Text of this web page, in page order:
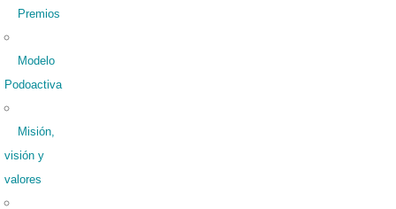
Premios
Modelo
Podoactiva
Misión,
visión y
valores